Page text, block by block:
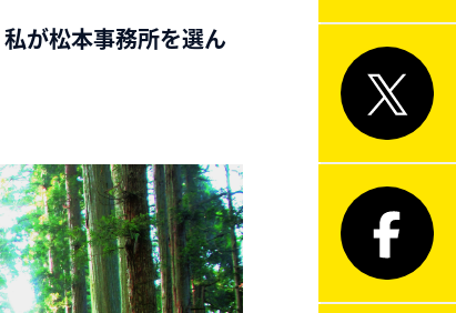
が松本事務所を選ん